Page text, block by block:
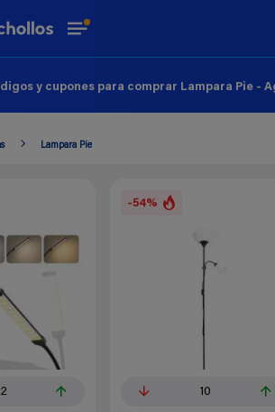
y cupones para comprar Lampara Pie -
Lampara Pie
-54%
10